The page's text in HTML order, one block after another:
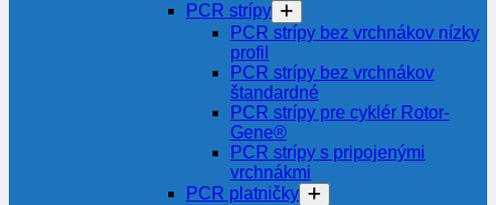
PCR strípy
PCR strípy bez vrchnákov nízky
profil
PCR strípy bez vrchnákov
štandardné
PCR strípy pre cyklér Rotor-
Gene®
PCR strípy s pripojenými
vrchnákmi
PCR platničky